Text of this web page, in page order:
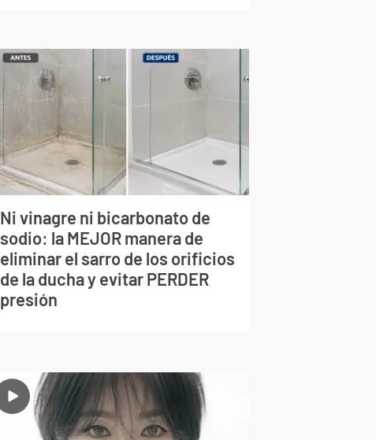
Ni vinagre ni bicarbonato de
sodio: la MEJOR manera de
eliminar el sarro de los orificios
de la ducha y evitar PERDER
presión